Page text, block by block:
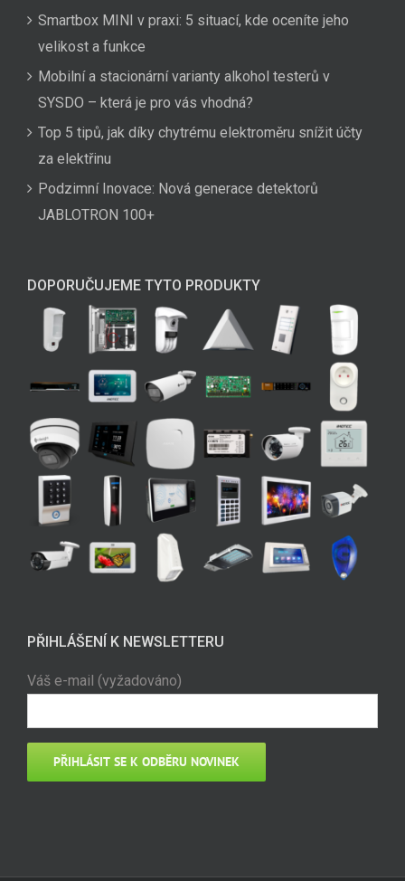
Smartbox MINI v praxi: 5 situací, kde oceníte jeho
velikost a funkce
Mobilní a stacionární varianty alkohol testerů v
SYSDO – která je pro vás vhodná?
Top 5 tipů, jak díky chytrému elektroměru snížit účty
za elektřinu
Podzimní Inovace: Nová generace detektorů
JABLOTRON 100+
DOPORUČUJEME TYTO PRODUKTY
PŘIHLÁŠENÍ K NEWSLETTERU
Váš e-mail (vyžadováno)